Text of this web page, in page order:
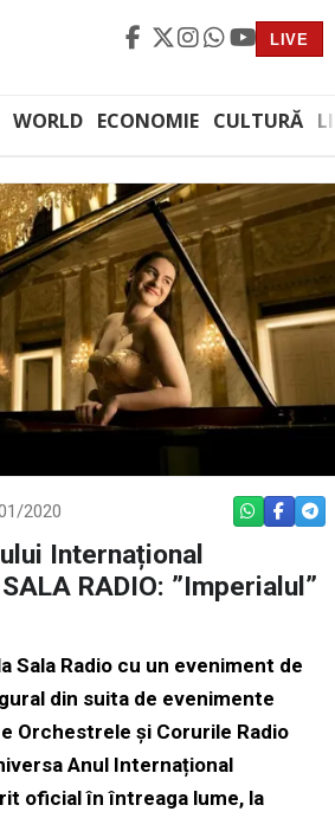
LIVE
WORLD ECONOMIE CULTURĂ
2020 WHATSAPP
Internațional
RADIO: ”Imperialul”
Sala Radio cu un eveniment de
din suita de evenimente
Orchestrele și Corurile Radio
Anul Internațional
oficial în întreaga lume, la